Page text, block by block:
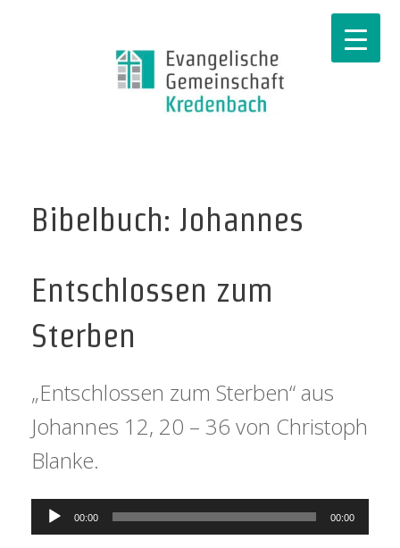
Bibelbuch: Johannes
Entschlossen zum
Sterben
„Entschlossen zum Sterben“ aus
Johannes 12, 20 – 36 von Christoph
Blanke.
Audio-
00:00 00:00